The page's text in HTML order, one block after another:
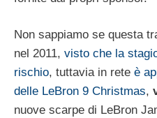
Non sappiamo se questa
nel 2011, visto che la
rischio, tuttavia in rete è
delle LeBron 9 Christmas,
nuove scarpe di LeBron